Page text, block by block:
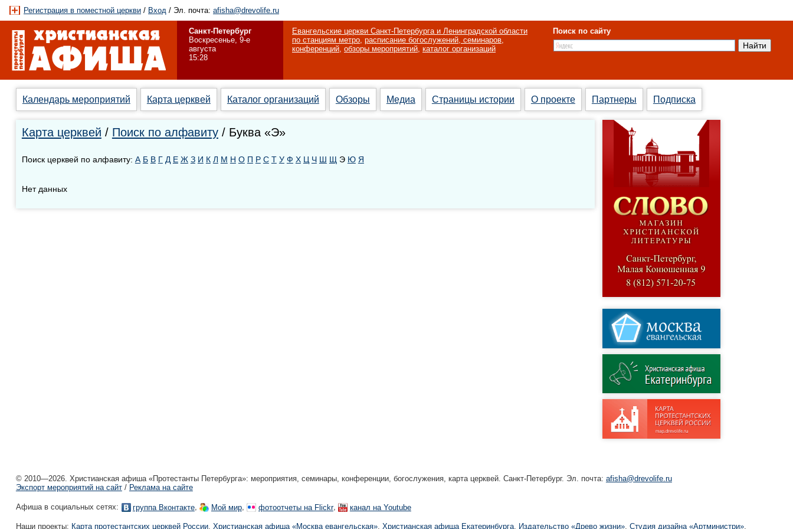
Регистрация в поместной церкви / Вход / Эл. почта: afisha@drevolife.ru
Санкт-Петербург
Воскресенье, 9-е
августа
15:28
Евангельские церкви Санкт-Петербурга и Ленинградской области
по станциям метро, расписание богослужений, семинаров,
конференций, обзоры мероприятий, каталог организаций
Поиск по сайту
Календарь мероприятий Карта церквей Каталог организаций Обзоры Медиа Страницы истории О проекте Партнеры Подписка
Карта церквей / Поиск по алфавиту/ Буква «Э»
Поиск церквей по алфавиту: А Б В Г Д Е Ж З И К Л М Н О П Р С Т У Ф Х Ц Ч Ш Щ Э Ю Я
Нет данных
© 2010—2026. Христианская афиша «Протестанты Петербурга»: мероприятия, семинары, конференции, богослужения, карта церквей. Санкт-Петербург. Эл. почта: afisha@drevolife.ru
Экспорт мероприятий на сайт/ Реклама на сайте
Афиша в социальных сетях: группа Вконтакте, Мой мир, фотоотчеты на Flickr, канал на Youtube
Наши проекты: Карта протестантских церквей России, Христианская афиша «Москва евангельская», Христианская афиша Екатеринбургa, Издательство «Древо жизни», Студия дизайна «Артминистри»,